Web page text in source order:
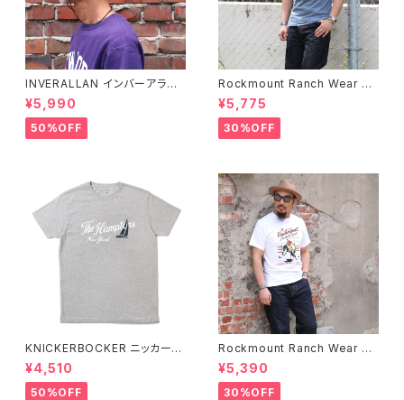
INVERALLAN インバーアラン 1
00%ピュアウール ニットキャッ
プ 全8色
¥5,990
50%OFF
Rockmount Ranch Wear ロ
ックマウント ランチウェア Chie
f Western T-Shirt 半袖Tシャ
ツ 全2色
¥5,775
30%OFF
KNICKERBOCKER ニッカーボ
ッカー HEATHER GREY ハン
プトン Tシャツ
¥4,510
50%OFF
Rockmount Ranch Wear ロ
ックマウント ランチウェア Rock
mount Bronc Western T-Sh
irt 半袖Tシャツ 全3色
¥5,390
30%OFF